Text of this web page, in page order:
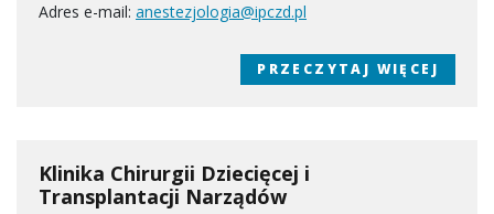
Adres e-mail: anestezjologia@ipczd.pl
PRZECZYTAJ WIĘCEJ
Klinika Chirurgii Dziecięcej i
Transplantacji Narządów